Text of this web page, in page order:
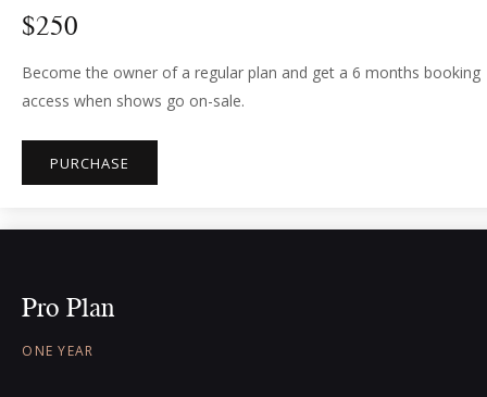
$250
Become the owner of a regular plan and get a 6 months booking
access when shows go on-sale.
PURCHASE
Pro Plan
ONE YEAR